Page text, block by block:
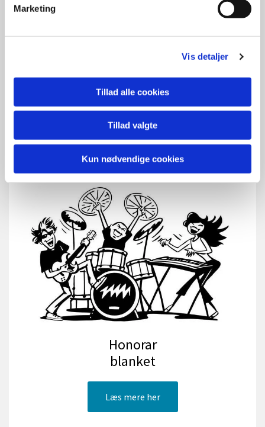
Marketing
Vis detaljer
Tillad alle cookies
Tillad valgte
Kun nødvendige cookies
vikar
Læs mere her
Honorar
blanket
Læs mere her